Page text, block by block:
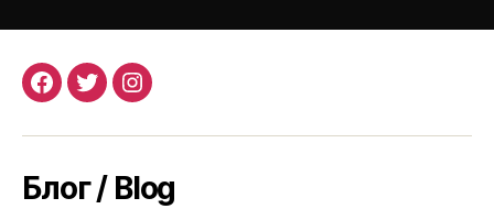
Facebook
TwitterInstagram
Блог / Blog